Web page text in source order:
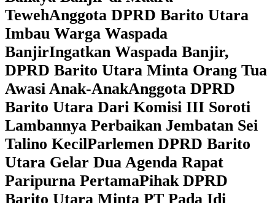
TewehAnggota DPRD Barito Utara
Imbau Warga Waspada
BanjirIngatkan Waspada Banjir,
DPRD Barito Utara Minta Orang Tua
Awasi Anak-AnakAnggota DPRD
Barito Utara Dari Komisi III Soroti
Lambannya Perbaikan Jembatan Sei
Talino KecilParlemen DPRD Barito
Utara Gelar Dua Agenda Rapat
Paripurna PertamaPihak DPRD
Barito Utara Minta PT Pada Idi